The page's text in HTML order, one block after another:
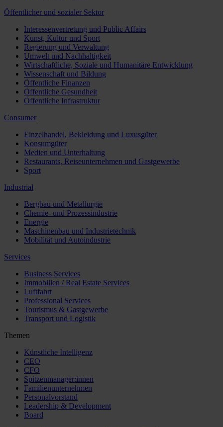
Öffentlicher und sozialer Sektor
Interessenvertretung und Public Affairs
Kunst, Kultur und Sport
Regierung und Verwaltung
Umwelt und Nachhaltigkeit
Wirtschaftliche, Soziale und Humanitäre Entwicklung
Wissenschaft und Bildung
Öffentliche Finanzen
Öffentliche Gesundheit
Öffentliche Infrastruktur
Consumer
Einzelhandel, Bekleidung und Luxusgüter
Konsumgüter
Medien und Unterhaltung
Restaurants, Reiseunternehmen und Gastgewerbe
Sport
Industrial
Bergbau und Metallurgie
Chemie- und Prozessindustrie
Energie
Maschinenbau und Industrietechnik
Mobilität und Autoindustrie
Services
Business Services
Immobilien / Real Estate Services
Luftfahrt
Professional Services
Tourismus & Gastgewerbe
Transport und Logistik
Themen
Künstliche Intelligenz
CEO
CFO
Spitzenmanager:innen
Familienunternehmen
Personalvorstand
Leadership & Development
Board